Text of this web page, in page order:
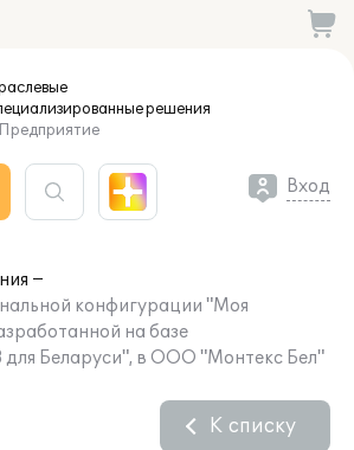
решения
Вход
конфигурации "Моя
на базе
для Беларуси", в ООО "Монтекс Бел"
К списку